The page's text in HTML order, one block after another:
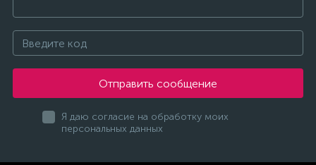
Отправить сообщение
Я даю согласие на обработку моих
персональных данных